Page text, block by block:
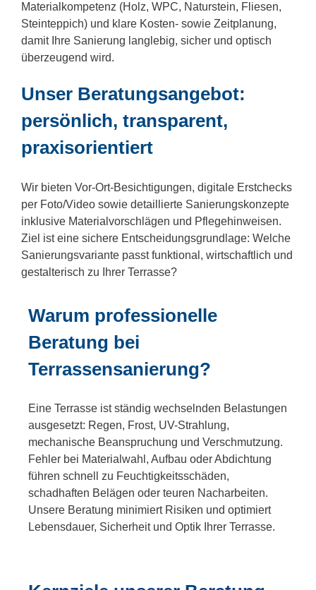
Materialkompetenz (Holz, WPC, Naturstein, Fliesen,
Steinteppich) und klare Kosten- sowie Zeitplanung,
damit Ihre Sanierung langlebig, sicher und optisch
überzeugend wird.
Unser Beratungsangebot:
persönlich, transparent,
praxisorientiert
Wir bieten Vor-Ort-Besichtigungen, digitale Erstchecks
per Foto/Video sowie detaillierte Sanierungskonzepte
inklusive Materialvorschlägen und Pflegehinweisen.
Ziel ist eine sichere Entscheidungsgrundlage: Welche
Sanierungsvariante passt funktional, wirtschaftlich und
gestalterisch zu Ihrer Terrasse?
Warum professionelle
Beratung bei
Terrassensanierung?
Eine Terrasse ist ständig wechselnden Belastungen
ausgesetzt: Regen, Frost, UV-Strahlung,
mechanische Beanspruchung und Verschmutzung.
Fehler bei Materialwahl, Aufbau oder Abdichtung
führen schnell zu Feuchtigkeitsschäden,
schadhaften Belägen oder teuren Nacharbeiten.
Unsere Beratung minimiert Risiken und optimiert
Lebensdauer, Sicherheit und Optik Ihrer Terrasse.